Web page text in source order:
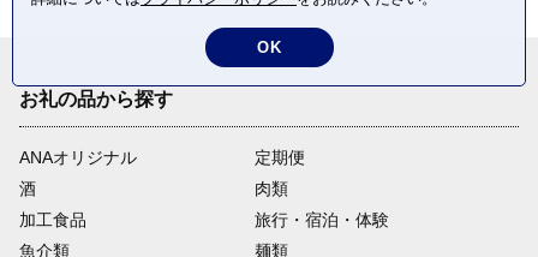
お礼の品から探す
ANAオリジナル
定期便
酒
肉類
加工食品
旅行・宿泊・体験
魚介類
麺類
OK